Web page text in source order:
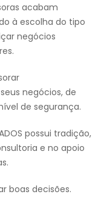
acabam
à escolha do tipo
negócios
negócios, de
de segurança.
possui tradição,
e no apoio
boas decisões.